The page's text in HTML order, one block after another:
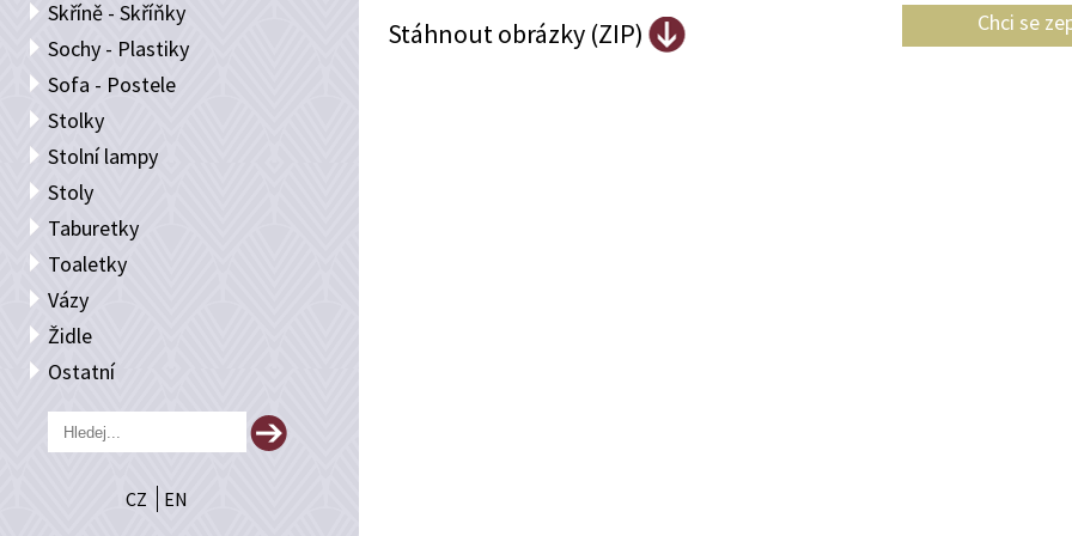
Skříně - Skříňky
Sochy - Plastiky
Sofa - Postele
Stolky
Stolní lampy
Stoly
Taburetky
Toaletky
Vázy
Židle
Ostatní
CZ EN
Stáhnout obrázky (ZIP) Chci se